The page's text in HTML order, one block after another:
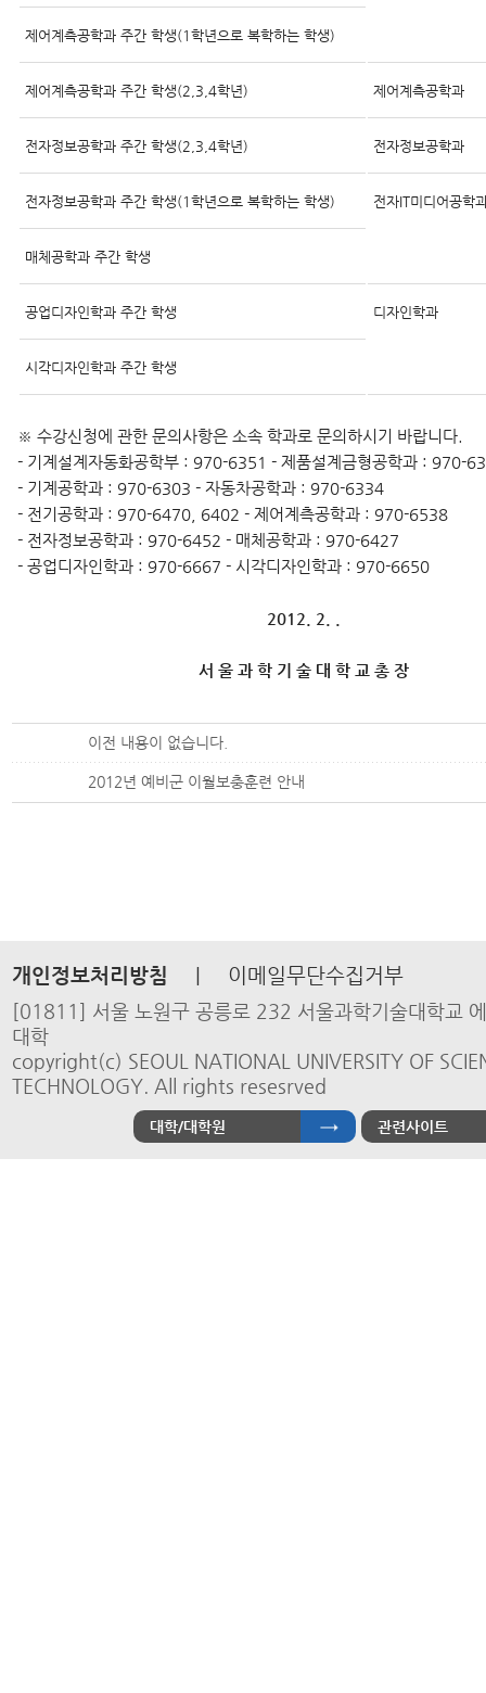
제어계측공학과 주간 학생(1학년으로 복학하는 학생)
제어계측공학과 주간 학생(2,3,4학년) 제어계측공학과
전자정보공학과 주간 학생(2,3,4학년) 전자정보공학과
전자정보공학과 주간 학생(1학년으로 복학하는 학생) 전자IT미디어공학
매체공학과 주간 학생
공업디자인학과 주간 학생 디자인학과
시각디자인학과 주간 학생
※ 수강신청에 관한 문의사항은 소속 학과로 문의하시기 바랍니다.
- 기계설계자동화공학부 : 970-6351 - 제품설계금형공학과 : 970-
- 기계공학과 : 970-6303 - 자동차공학과 : 970-6334
- 전기공학과 : 970-6470, 6402 - 제어계측공학과 : 970-6538
- 전자정보공학과 : 970-6452 - 매체공학과 : 970-6427
- 공업디자인학과 : 970-6667 - 시각디자인학과 : 970-6650
2012. 2. .
서 울 과 학 기 술 대 학 교 총 장
이전 내용이 없습니다.
2012년 예비군 이월보충훈련 안내
개인정보처리방침 이메일무단수집거부
[01811] 서울 노원구 공릉로 232 서울과학기술대학교
대학
copyright(c) SEOUL NATIONAL UNIVERSITY OF
TECHNOLOGY. All rights resesrved
대학/대학원 관련사이트